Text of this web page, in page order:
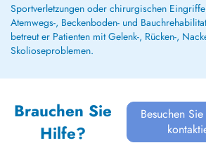
Sportverletzungen oder chirurgischen
Atemwegs-, Beckenboden- und
betreut er Patienten mit Gelenk-, Rücken-,
Skolioseproblemen.
Brauchen Sie
Hilfe?
Besuchen